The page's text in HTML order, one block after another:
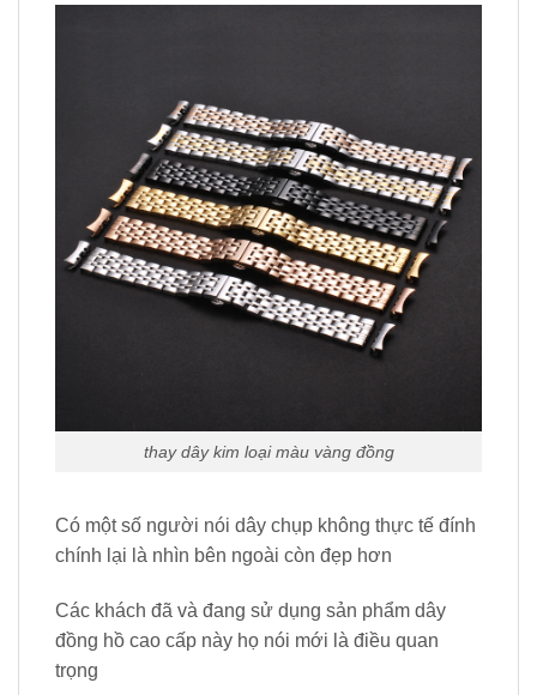
thay dây kim loại màu vàng đồng
Có một số người nói dây chụp không thực tế đính
chính lại là nhìn bên ngoài còn đẹp hơn
Các khách đã và đang sử dụng sản phẩm dây
đồng hồ cao cấp này họ nói mới là điều quan
trọng